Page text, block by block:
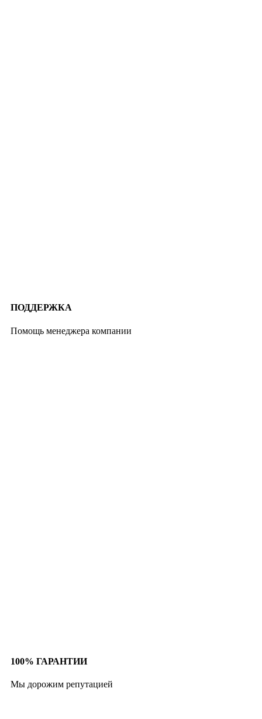
ПОДДЕРЖКА
Помощь менеджера компании
100% ГАРАНТИИ
Мы дорожим репутацией